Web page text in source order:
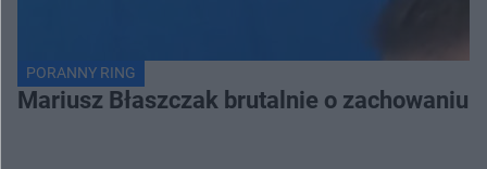
PORANNY RING
Mariusz Błaszczak brutalnie o zachowaniu